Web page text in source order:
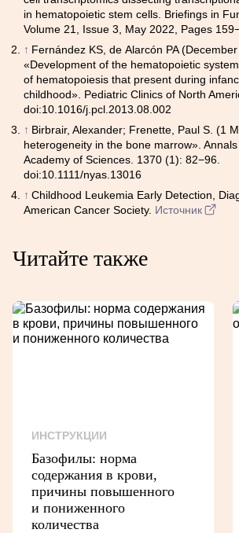
in hematopoietic stem cells. Briefings in
Volume 21, Issue 3, May 2022, Pages
↑ Fernández KS, de Alarcón PA (December
«Development of the hematopoietic
of hematopoiesis that present during
childhood». Pediatric Clinics of North
doi:10.1016/j.pcl.2013.08.002
↑ Birbrair, Alexander; Frenette, Paul S. (1
heterogeneity in the bone marrow».
Academy of Sciences. 1370 (1): 82−96.
doi:10.1111/nyas.13016
↑ Childhood Leukemia Early Detection,
American Cancer Society. Источник
Читайте также
ИНСТРУКЦИИ
Базофилы: норма
содержания в крови,
причины повышенного
и пониженного
количества